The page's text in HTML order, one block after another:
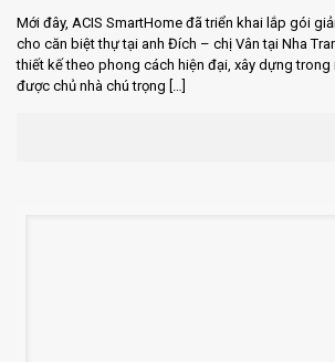
Mới đây, ACIS SmartHome đã triển khai lắp gói
cho căn biệt thự tại anh Đích – chị Vân tại Nha
thiết kế theo phong cách hiện đại, xây dựng trong
được chủ nhà chú trọng […]